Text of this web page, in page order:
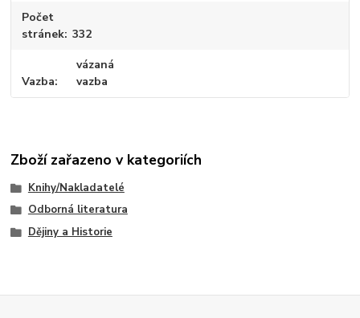
Počet
stránek 332
Vazba
vázaná
vazba
Zboží zařazeno v kategoriích
Knihy/Nakladatelé
Odborná literatura
Dějiny a Historie